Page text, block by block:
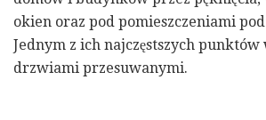
okien oraz pod pomieszczeniami pod
Jednym z ich najczęstszych punktów
drzwiami przesuwanymi.